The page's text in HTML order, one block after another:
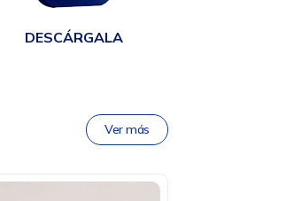
DESCÁRGALA
Ver más